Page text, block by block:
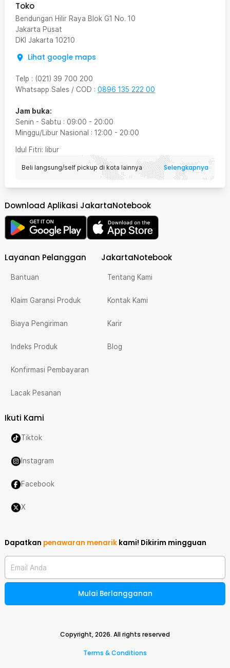
Toko
Bendungan Hilir Raya Blok G1 No. 10
Jakarta Pusat
DKI Jakarta 10210
Lihat google maps
Telp : (021) 39 700 200
Whatsapp Sales / COD : 0896 135 222 00
Jam buka:
Senin - Sabtu : 09:00 - 20:00
Minggu/Libur Nasional : 12:00 - 20:00
Idul Fitri: libur
Beli langsung/self pickup di kota lainnya Selengkapnya
Download Aplikasi JakartaNotebook
Layanan Pelanggan
Bantuan
Klaim Garansi Produk
Biaya Pengiriman
Indeks Produk
Konfirmasi Pembayaran
Lacak Pesanan
JakartaNotebook
Tentang Kami
Kontak Kami
Karir
Blog
Ikuti Kami
Tiktok
Instagram
Facebook
X
Dapatkan penawaran menarik kami! Dikirim mingguan
Email Anda
Mulai Berlangganan
Copyright,2026. All rights reserved
Terms & Conditions